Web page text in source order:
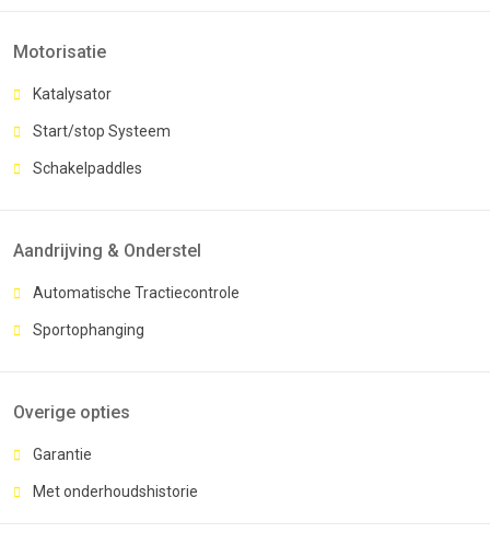
Motorisatie
Katalysator
Start/stop Systeem
Schakelpaddles
Aandrijving & Onderstel
Automatische Tractiecontrole
Sportophanging
Overige opties
Garantie
Met onderhoudshistorie